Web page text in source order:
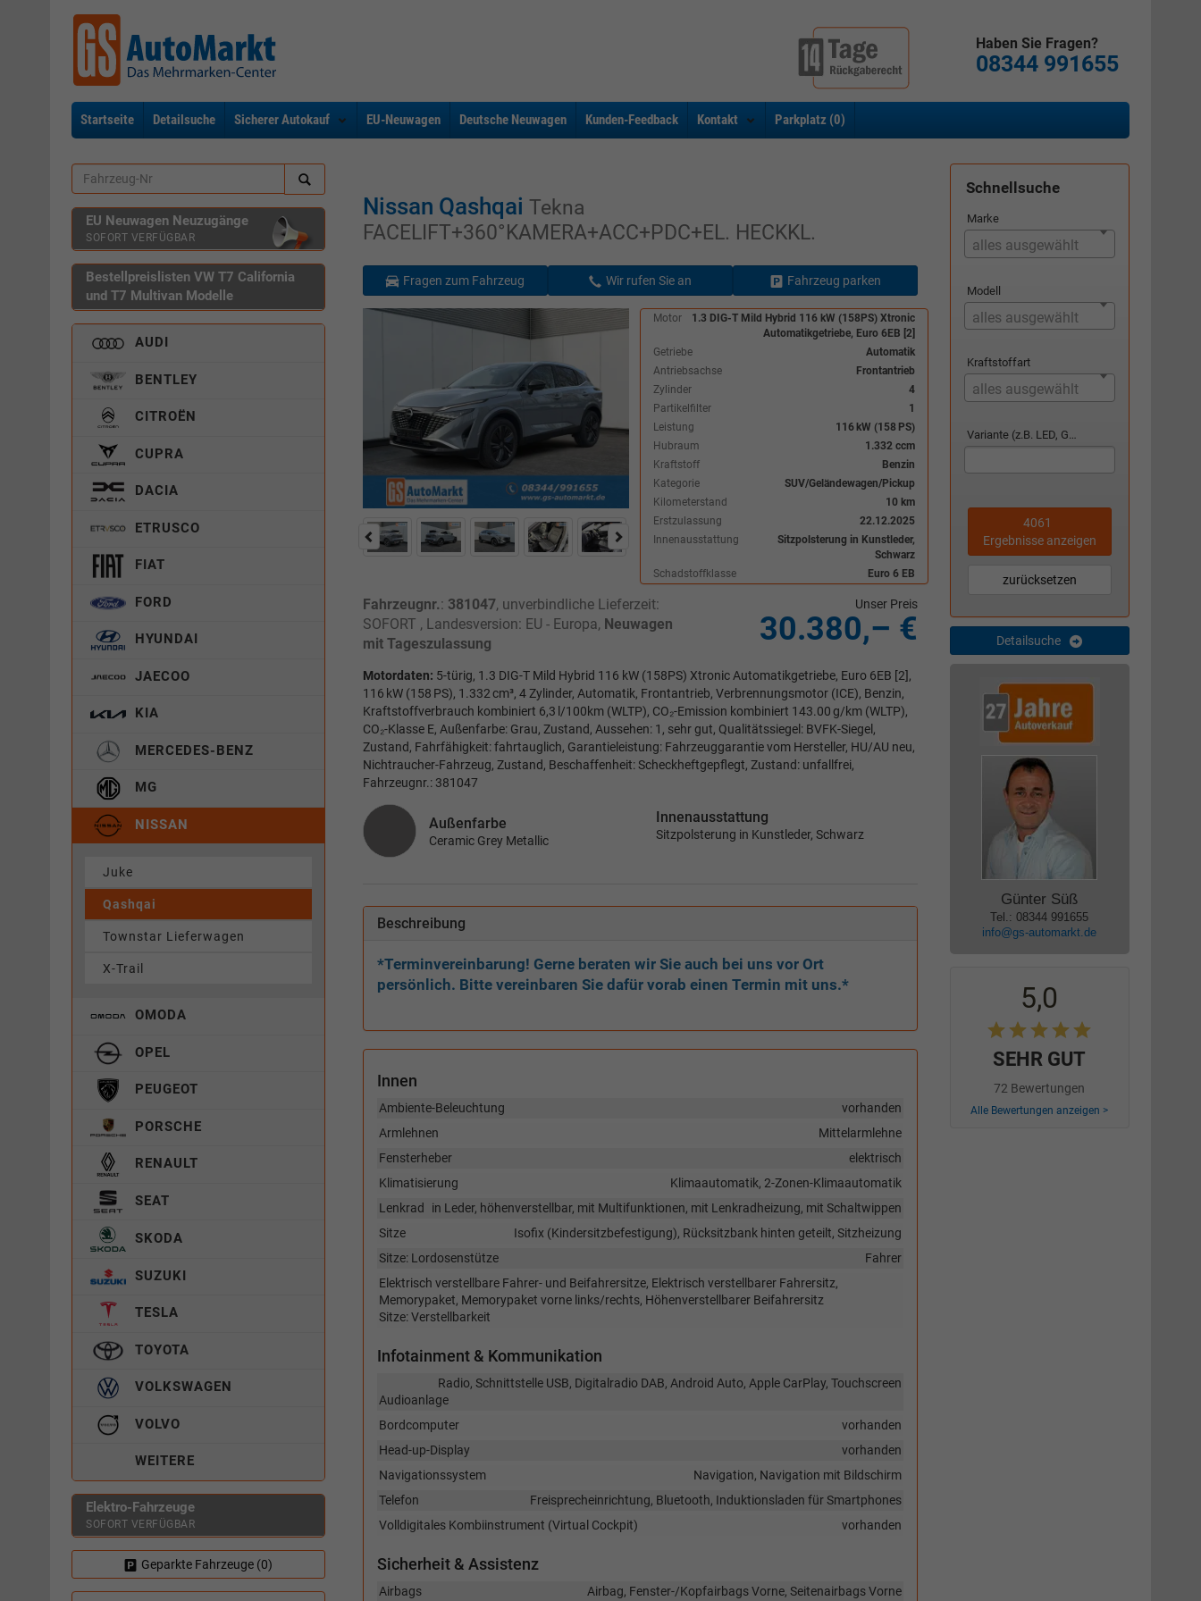
Haben Sie Fragen?
08344 991655
Startseite Detailsuche Sicherer Autokauf EU-Neuwagen Deutsche Neuwagen Kunden-Feedback Kontakt Parkplatz (0)
Nissan Qashqai Tekna
FACELIFT+360°KAMERA+ACC+PDC+EL. HECKKL.
Fragen zum Fahrzeug Wir rufen Sie an Fahrzeug parken
Motor
1.3 DIG-T Mild Hybrid 116 kW (158PS) Xtronic
Automatikgetriebe, Euro 6EB [2]
Getriebe
Automatik
Antriebsachse
Frontantrieb
Zylinder
4
Partikelfilter
1
Leistung
116 kW (158 PS)
Hubraum
1.332 ccm
Kraftstoff
Benzin
Kategorie
SUV/Geländewagen/Pickup
Kilometerstand
10 km
Erstzulassung
22.12.2025
Innenausstattung
Sitzpolsterung in Kunstleder,
Schwarz
Schadstoffklasse
Euro 6 EB
Fahrzeugnr.: 381047, unverbindliche Lieferzeit:
SOFORT , Landesversion: EU - Europa, Neuwagen
mit Tageszulassung
Unser Preis
30.380,– €
Motordaten: 5-türig, 1.3 DIG-T Mild Hybrid 116 kW (158PS) Xtronic Automatikgetriebe, Euro 6EB [2],
116 kW (158 PS), 1.332 cm³, 4 Zylinder, Automatik, Frontantrieb, Verbrennungsmotor (ICE), Benzin,
Kraftstoffverbrauch kombiniert 6,3 l/100km (WLTP), CO₂-Emission kombiniert 143.00 g/km (WLTP),
CO₂-Klasse E, Außenfarbe: Grau, Zustand, Aussehen: 1, sehr gut, Qualitätssiegel: BVFK-Siegel,
Zustand, Fahrfähigkeit: fahrtauglich, Garantieleistung: Fahrzeuggarantie vom Hersteller, HU/AU neu,
Nichtraucher-Fahrzeug, Zustand, Beschaffenheit: Scheckheftgepflegt, Zustand: unfallfrei,
Fahrzeugnr.: 381047
Außenfarbe
Ceramic Grey Metallic
Innenausstattung
Sitzpolsterung in Kunstleder, Schwarz
Beschreibung
*Terminvereinbarung! Gerne beraten wir Sie auch bei uns vor Ort
persönlich. Bitte vereinbaren Sie dafür vorab einen Termin mit uns.*
Innen
vorhanden
Ambiente-Beleuchtung
Mittelarmlehne
Armlehnen
elektrisch
Fensterheber
Klimaautomatik, 2-Zonen-Klimaautomatik
Klimatisierung
in Leder, höhenverstellbar, mit Multifunktionen, mit Lenkradheizung, mit Schaltwippen
Lenkrad
Isofix (Kindersitzbefestigung), Rücksitzbank hinten geteilt, Sitzheizung
Sitze
Fahrer
Sitze: Lordosenstütze
Elektrisch verstellbare Fahrer- und Beifahrersitze, Elektrisch verstellbarer Fahrersitz,
Memorypaket, Memorypaket vorne links/rechts, Höhenverstellbarer Beifahrersitz
Sitze: Verstellbarkeit
Infotainment & Kommunikation
Radio, Schnittstelle USB, Digitalradio DAB, Android Auto, Apple CarPlay, Touchscreen
Audioanlage
vorhanden
Bordcomputer
vorhanden
Head-up-Display
Navigation, Navigation mit Bildschirm
Navigationssystem
Freisprecheinrichtung, Bluetooth, Induktionsladen für Smartphones
Telefon
vorhanden
Volldigitales Kombiinstrument (Virtual Cockpit)
Sicherheit & Assistenz
Airbag, Fenster-/Kopfairbags Vorne, Seitenairbags Vorne
Airbags
EU Neuwagen Neuzugänge
SOFORT VERFÜGBAR
Bestellpreislisten VW T7 California
und T7 Multivan Modelle
AUDI
BENTLEY
CITROËN
CUPRA
DACIA
ETRUSCO
FIAT
FORD
HYUNDAI
JAECOO
KIA
MERCEDES-BENZ
MG
NISSAN
Juke
Qashqai
Townstar Lieferwagen
X-Trail
OMODA
OPEL
PEUGEOT
PORSCHE
RENAULT
SEAT
SKODA
SUZUKI
TESLA
TOYOTA
VOLKSWAGEN
VOLVO
WEITERE
Elektro-Fahrzeuge
SOFORT VERFÜGBAR
Geparkte Fahrzeuge (0)
Schnellsuche
Marke
alles ausgewählt
Modell
alles ausgewählt
Kraftstoffart
alles ausgewählt
Variante (z.B. LED, GTI, Facelift...)
4061
Ergebnisse anzeigen
zurücksetzen
Detailsuche
Günter Süß
Tel.: 08344 991655
info@gs-automarkt.de
5,0
SEHR GUT
72 Bewertungen
Alle Bewertungen anzeigen >